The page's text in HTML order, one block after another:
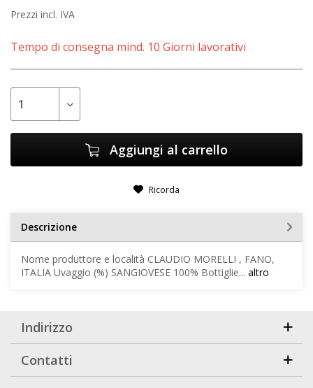
Prezzi incl. IVA
Tempo di consegna mind. 10 Giorni lavorativi
Aggiungi al carrello
Ricorda
Descrizione
Nome produttore e località CLAUDIO MORELLI , FANO,
ITALIA Uvaggio (%) SANGIOVESE 100% Bottiglie... altro
Indirizzo
Contatti